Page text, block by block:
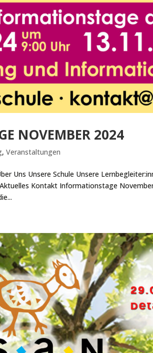
NOVEMBER 2024
,Veranstaltungen
Uns Unsere Schule Unsere
Kontakt Informationstage